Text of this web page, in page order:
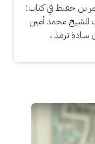
بن حفيظ في كتاب:
للشيخ محمد أمين
سادة ترمذ ،